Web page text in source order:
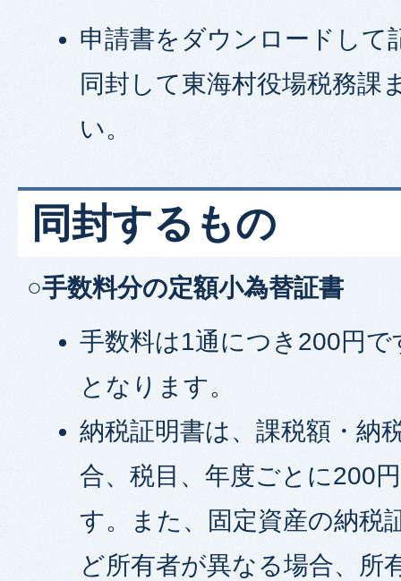
申請書をダウンロードして
同封して東海村役場税務課
い。
同封するもの
○手数料分の定額小為替証書
手数料は1通につき200円
となります。
納税証明書は、課税額・納
合、税目、年度ごとに200
す。また、固定資産の納税
ど所有者が異なる場合、所